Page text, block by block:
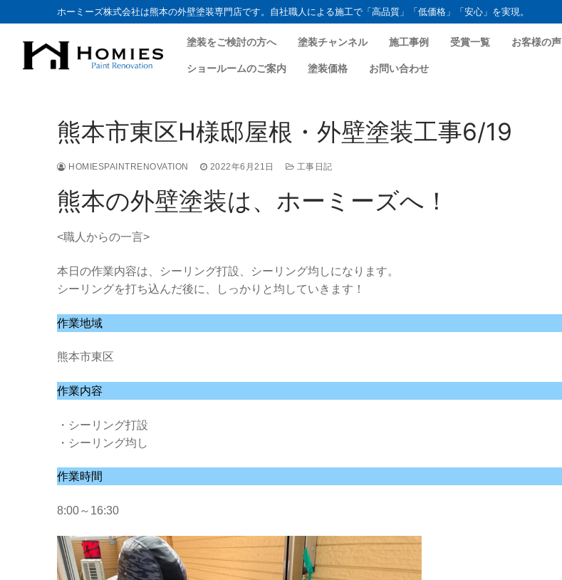
ホーミーズ株式会社は熊本の外壁塗装専門店です。自社職人による施工で「高品質」「低価格」「安心」を実現。
塗装をご検討の方へ 塗装チャンネル 施工事例 受賞一覧 お客様の声
ショールームのご案内 塗装価格 お問い合わせ
熊本市東区H様邸屋根・外壁塗装工事6/19
HOMIESPAINTRENOVATION 2022年6月21日 工事日記
熊本の外壁塗装は、ホーミーズへ！
<職人からの一言>
本日の作業内容は、シーリング打設、シーリング均しになります。
シーリングを打ち込んだ後に、しっかりと均していきます！
作業地域
熊本市東区
作業内容
・シーリング打設
・シーリング均し
作業時間
8:00～16:30